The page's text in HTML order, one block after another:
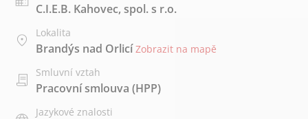
C.I.E.B. Kahovec, spol. s r.o.
Lokalita
Brandýs nad Orlicí Zobrazit na mapě
Smluvní vztah
Pracovní smlouva (HPP)
Jazykové znalosti